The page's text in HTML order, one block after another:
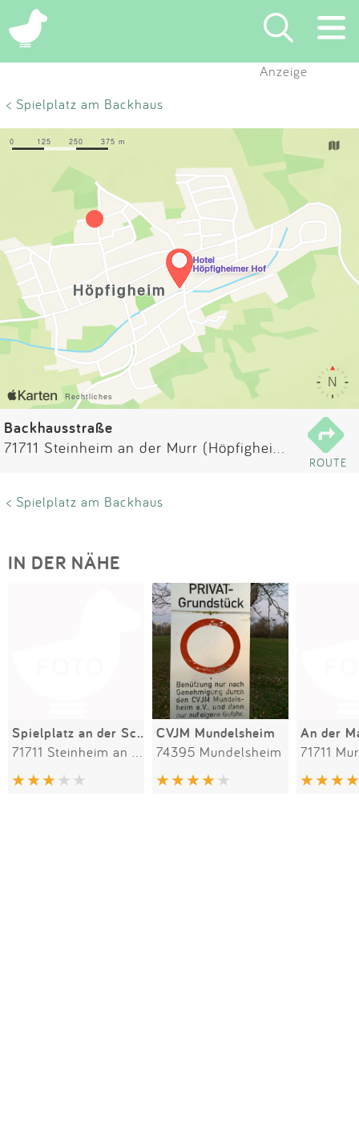
×
Suchen
App
Blog
Partner
Kontakt
Impressum
Anzeige
< Spielplatz am Backhaus
Backhausstraße
71711 Steinheim an der Murr (Höpfigheim)
ROUTE
< Spielplatz am Backhaus
IN DER NÄHE
Spielplatz an der Schule CVJM Mundelsheim
74395 Mundelsheim
An der
71711